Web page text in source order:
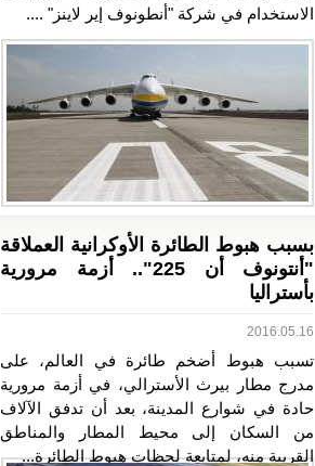
الاستخدام في شركة "أنطونوف إير لاينز" ....
بسبب هبوط الطائرة الأوكرانية العملاقة
"أنتونوف أن 225".. أزمة مرورية
بأستراليا
2016.05.16
تسبب هبوط أضخم طائرة في العالم، على
مدرج مطار بيرث الأسترالي، في أزمة مرورية
حادة في شوارع المدينة، بعد أن تدفق الآلاف
من السكان إلى محيط المطار والمناطق
القريبة منه، لمتابعة لحظات هبوط الطائرة...